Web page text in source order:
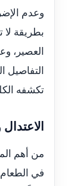
وعدم
بطريقة لا
العصير،
التفاصيل
تكشفه
من أهم
في الطعام